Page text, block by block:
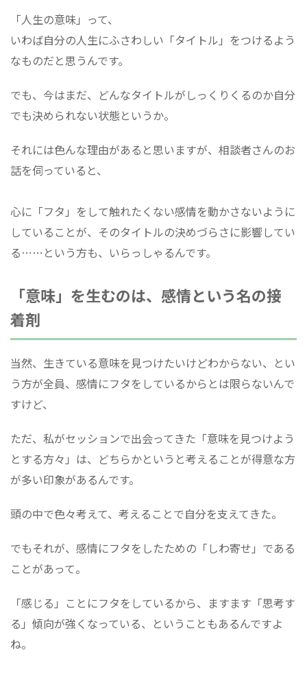
「人生の意味」って、
いわば自分の人生にふさわしい「タイトル」をつけるよう
なものだと思うんです。
でも、今はまだ、どんなタイトルがしっくりくるのか自分
でも決められない状態というか。
それには色んな理由があると思いますが、相談者さんのお
話を伺っていると、
心に「フタ」をして触れたくない感情を動かさないように
していることが、そのタイトルの決めづらさに影響してい
る……という方も、いらっしゃるんです。
「意味」を生むのは、感情という名の接
着剤
当然、生きている意味を見つけたいけどわからない、とい
う方が全員、感情にフタをしているからとは限らないんで
すけど、
ただ、私がセッションで出会ってきた「意味を見つけよう
とする方々」は、どちらかというと考えることが得意な方
が多い印象があるんです。
頭の中で色々考えて、考えることで自分を支えてきた。
でもそれが、感情にフタをしたための「しわ寄せ」である
ことがあって。
「感じる」ことにフタをしているから、ますます「思考す
る」傾向が強くなっている、ということもあるんですよ
ね。